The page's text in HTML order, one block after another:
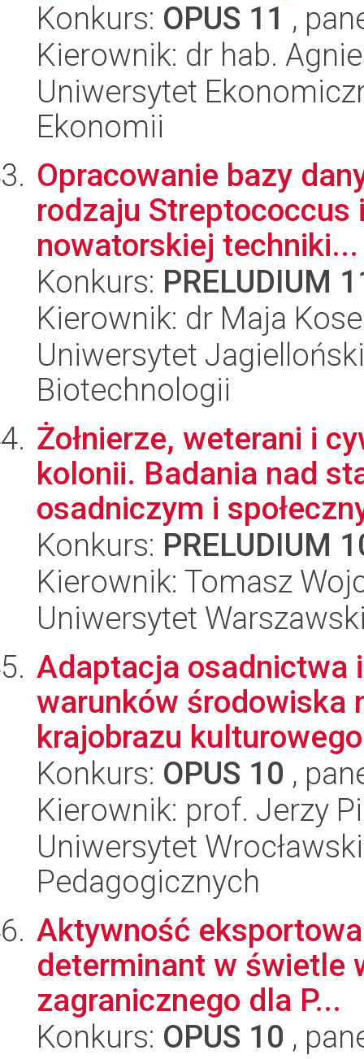
Konkurs: OPUS 11 ,
Kierownik: dr hab.
Uniwersytet
Ekonomii
Opracowanie bazy
rodzaju Streptococcus
nowatorskiej techniki...
Konkurs: PRELUDIUM
Kierownik: dr Maja
Uniwersytet
Biotechnologii
Żołnierze, weterani i
kolonii. Badania nad
osadniczym i
Konkurs: PRELUDIUM
Kierownik: Tomasz
Uniwersytet
Adaptacja osadnictwa
warunków środowiska
krajobrazu
Konkurs: OPUS 10 ,
Kierownik: prof. Jerzy
Uniwersytet
Pedagogicznych
Aktywność
determinant w świetle
zagranicznego dla P...
Konkurs: OPUS 10 ,